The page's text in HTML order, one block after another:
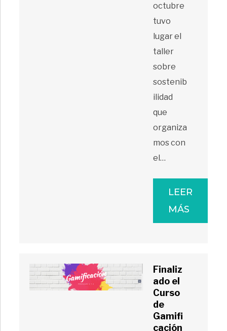
octubre
tuvo
lugar el
taller
sobre
sostenib
ilidad
que
organiza
mos con
el…
LEER
MÁS
Finaliz
ado el
Curso
de
Gamifi
cación